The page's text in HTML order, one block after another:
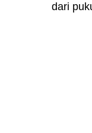
dari